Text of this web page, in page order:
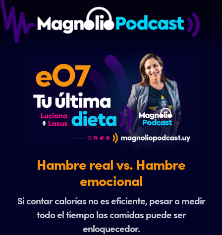
Hambre real vs. Hambre
emocional
Si contar calorías no es eficiente, pesar o medir
todo el tiempo las comidas puede ser
enloquecedor.